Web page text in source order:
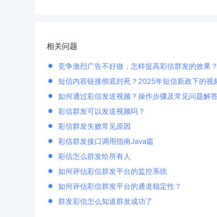
相关问题
竞争激烈广告不好做，怎样提高彩信群发的效果？
短信内容链接彻底封死？2025年短信新政下的视
如何通过彩信发送视频？操作步骤及常见问题解
彩信群发可以发送视频吗？
彩信群发失败常见原因
彩信群发接口调用指南Java篇
彩信怎么群发给所有人
如何评估彩信群发平台的监控系统
如何评估彩信群发平台的通道稳定性？
群发彩信怎么知道群发成功了